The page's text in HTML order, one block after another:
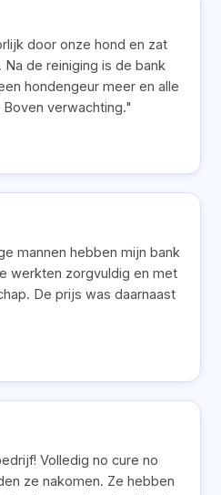
door onze hond en zat
de reiniging is de bank
hondengeur meer en alle
verwachting."
mannen hebben mijn bank
werkten zorgvuldig en met
De prijs was daarnaast
Volledig no cure no
ze nakomen. Ze hebben